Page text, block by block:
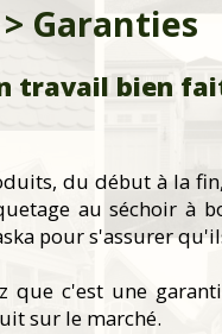
Garanties
travail bien
du début à la
au séchoir à
pour s'assurer
que c'est une
sur le marché.